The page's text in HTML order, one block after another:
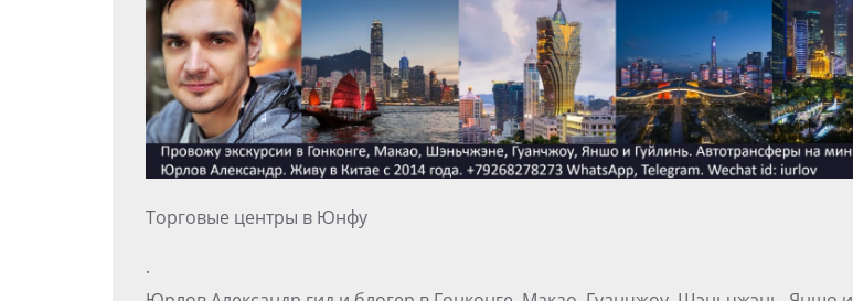
Торговые центры в Юнфу
.